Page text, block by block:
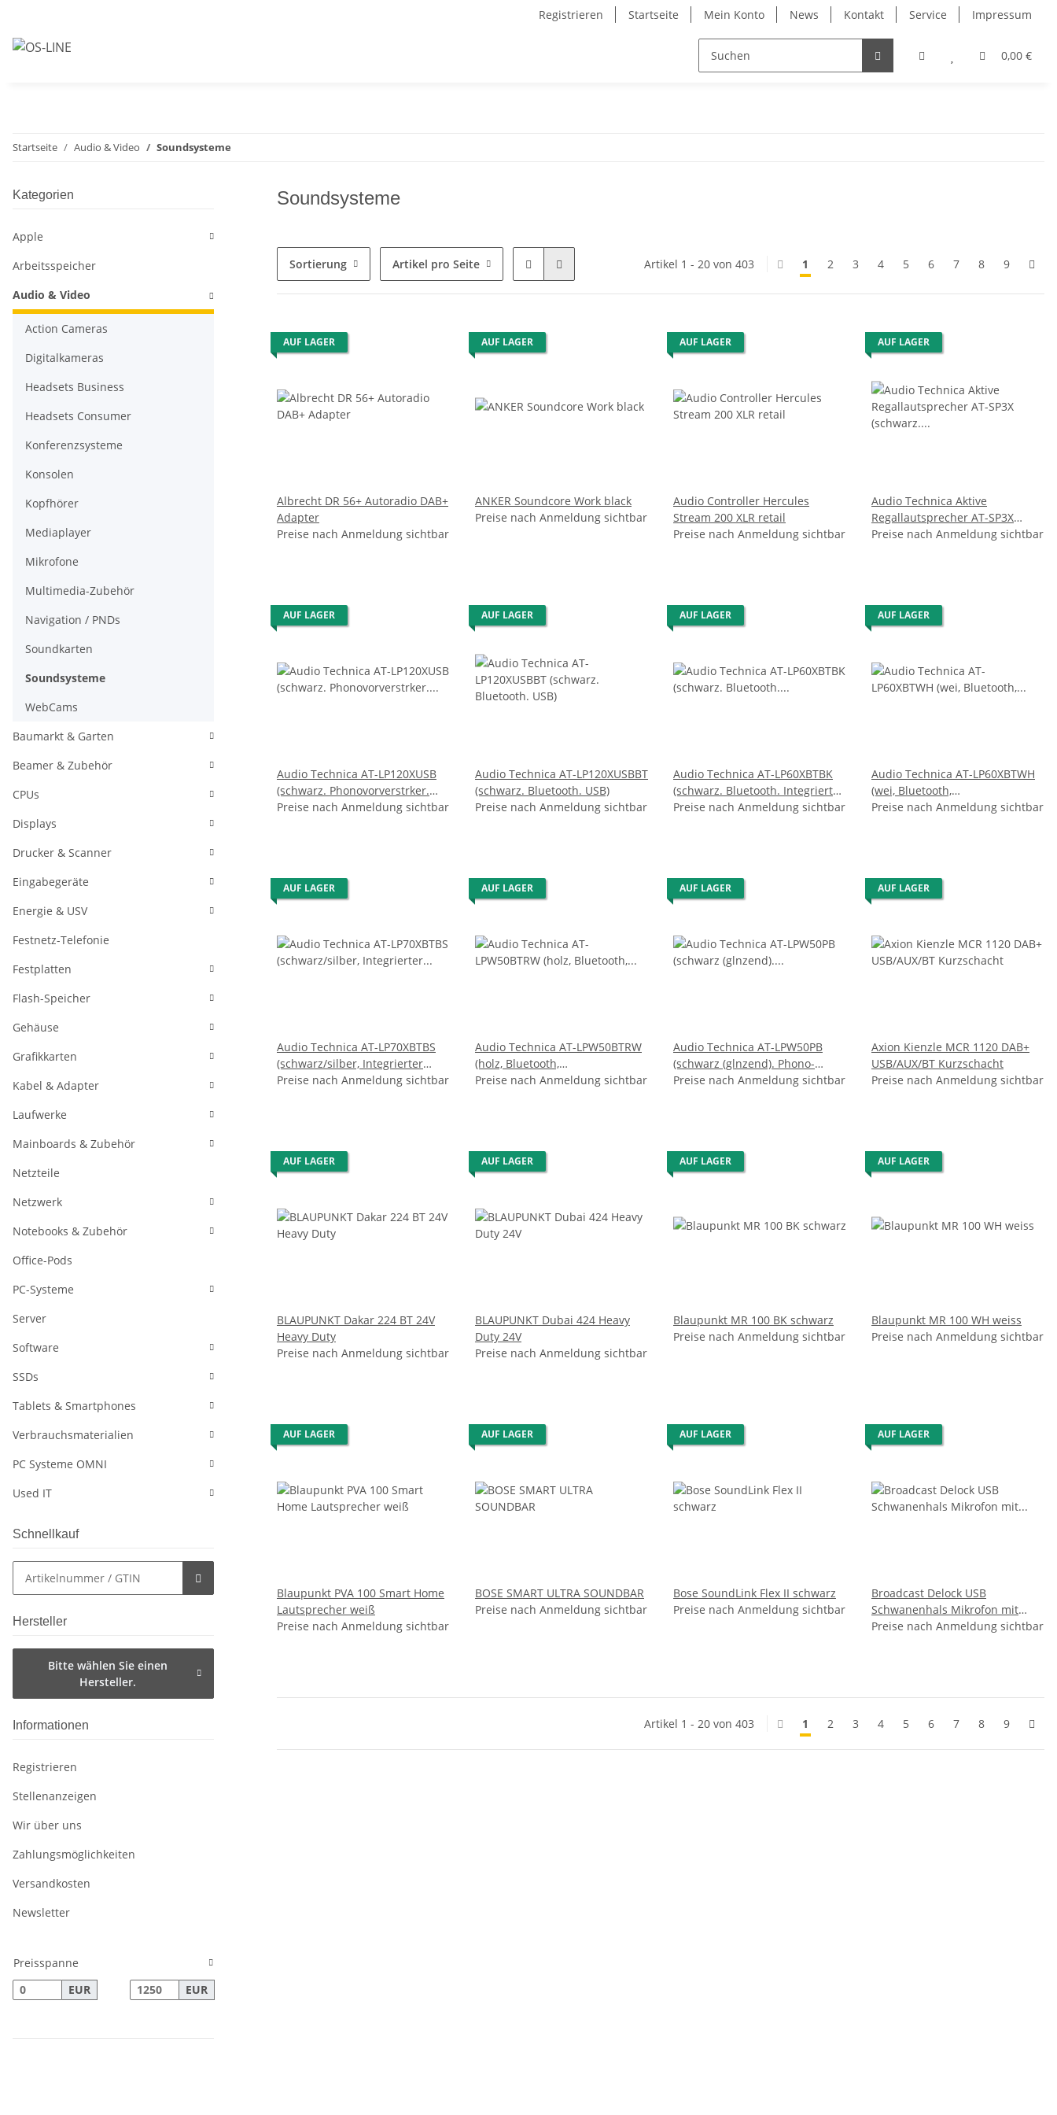
Registrieren Startseite Mein Konto News Kontakt Service Impressum
0,00 €
Startseite Audio & Video Soundsysteme
Soundsysteme
Sortierung Artikel pro Seite Artikel 1 - 20 von 403 1 2 3 4 5 6 7 8 9
AUF LAGER
Albrecht DR 56+ Autoradio DAB+
Adapter
Preise nach Anmeldung sichtbar
AUF LAGER
ANKER Soundcore Work black
Preise nach Anmeldung sichtbar
AUF LAGER
Audio Controller Hercules
Stream 200 XLR retail
Preise nach Anmeldung sichtbar
AUF LAGER
Audio Technica Aktive
Regallautsprecher AT-SP3X
(schwarz. Bluetooth 5.3)
Preise nach Anmeldung sichtbar
AUF LAGER
Audio Technica AT-LP120XUSB
(schwarz. Phonovorverstrker.
USB)
Preise nach Anmeldung sichtbar
AUF LAGER
Audio Technica AT-LP120XUSBBT
(schwarz. Bluetooth. USB)
Preise nach Anmeldung sichtbar
AUF LAGER
Audio Technica AT-LP60XBTBK
(schwarz. Bluetooth. Integrierter
Phono-Vorverstrker)
Preise nach Anmeldung sichtbar
AUF LAGER
Audio Technica AT-LP60XBTWH
(wei, Bluetooth,
Phonovorverstrker)
Preise nach Anmeldung sichtbar
AUF LAGER
Audio Technica AT-LP70XBTBS
(schwarz/silber, Integrierter
Phono-Vorverstrker, Bluetooth,
Preise nach Anmeldung sichtbar
AUF LAGER
Audio Technica AT-LPW50BTRW
(holz, Bluetooth,
Phonovorverstrker)
Preise nach Anmeldung sichtbar
AUF LAGER
Audio Technica AT-LPW50PB
(schwarz (glnzend). Phono-
Vorverstrker)
Preise nach Anmeldung sichtbar
AUF LAGER
Axion Kienzle MCR 1120 DAB+
USB/AUX/BT Kurzschacht
Preise nach Anmeldung sichtbar
AUF LAGER
BLAUPUNKT Dakar 224 BT 24V
Heavy Duty
Preise nach Anmeldung sichtbar
AUF LAGER
BLAUPUNKT Dubai 424 Heavy
Duty 24V
Preise nach Anmeldung sichtbar
AUF LAGER
Blaupunkt MR 100 BK schwarz
Preise nach Anmeldung sichtbar
AUF LAGER
Blaupunkt MR 100 WH weiss
Preise nach Anmeldung sichtbar
AUF LAGER
Blaupunkt PVA 100 Smart Home
Lautsprecher weiß
Preise nach Anmeldung sichtbar
AUF LAGER
BOSE SMART ULTRA SOUNDBAR
Preise nach Anmeldung sichtbar
AUF LAGER
Bose SoundLink Flex II schwarz
Preise nach Anmeldung sichtbar
AUF LAGER
Broadcast Delock USB
Schwanenhals Mikrofon mit
Standfuß und Mute + On / Off
Preise nach Anmeldung sichtbar
Artikel 1 - 20 von 403 1 2 3 4 5 6 7 8 9
Kategorien
Apple
Arbeitsspeicher
Audio & Video
Action Cameras
Digitalkameras
Headsets Business
Headsets Consumer
Konferenzsysteme
Konsolen
Kopfhörer
Mediaplayer
Mikrofone
Multimedia-Zubehör
Navigation / PNDs
Soundkarten
Soundsysteme
WebCams
Baumarkt & Garten
Beamer & Zubehör
CPUs
Displays
Drucker & Scanner
Eingabegeräte
Energie & USV
Festnetz-Telefonie
Festplatten
Flash-Speicher
Gehäuse
Grafikkarten
Kabel & Adapter
Laufwerke
Mainboards & Zubehör
Netzteile
Netzwerk
Notebooks & Zubehör
Office-Pods
PC-Systeme
Server
Software
SSDs
Tablets & Smartphones
Verbrauchsmaterialien
PC Systeme OMNI
Used IT
Schnellkauf
Hersteller
Bitte wählen Sie einen
Hersteller.
Informationen
Registrieren
Stellenanzeigen
Wir über uns
Zahlungsmöglichkeiten
Versandkosten
Newsletter
Preisspanne
EUR
EUR